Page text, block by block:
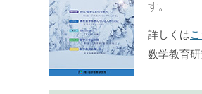
す。
詳しくは
数学教育